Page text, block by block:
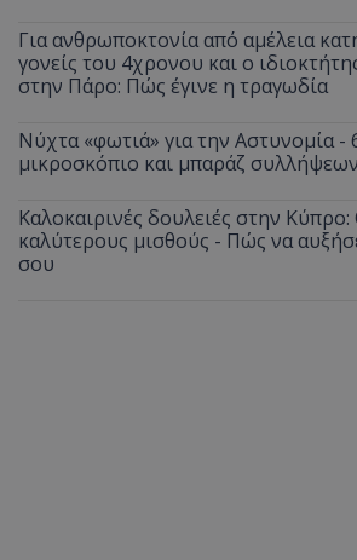
Για ανθρωποκτονία από αμέλεια
γονείς του 4χρονου και ο
στην Πάρο: Πώς έγινε η τραγωδία
Νύχτα «φωτιά» για την Αστυνομία -
μικροσκόπιο και μπαράζ συλλήψεων
Καλοκαιρινές δουλειές στην Κύπρο:
καλύτερους μισθούς - Πώς να
σου